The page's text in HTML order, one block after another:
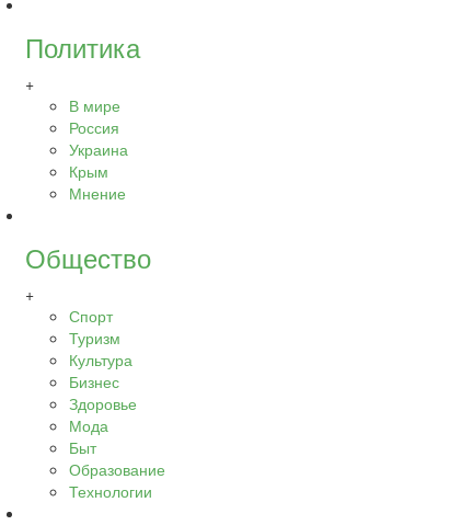
Политика
+
В мире
Россия
Украина
Крым
Мнение
Общество
+
Спорт
Туризм
Культура
Бизнес
Здоровье
Мода
Быт
Образование
Технологии